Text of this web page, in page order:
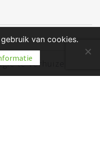
te verhuizen
van cookies.